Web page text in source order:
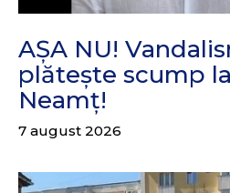
AȘA NU!
plătește scump
Neamț!
7 august 2026